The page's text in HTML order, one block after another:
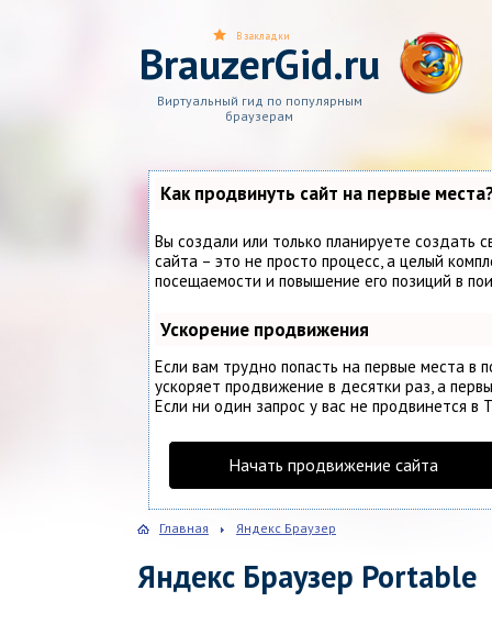
BrauzerGid.ru
Виртуальный гид по популярным
браузерам
В закладки
Как продвинуть сайт на первые
Вы создали или только планируете создать
сайта – это не просто процесс, а целый
посещаемости и повышение его позиций в
Ускорение продвижения
Если вам трудно попасть на первые места в
ускоряет продвижение в десятки раз, а
Если ни один запрос у вас не продвинется в
Начать продвижение сайта
Главная Яндекс Браузер
Яндекс Браузер Portable